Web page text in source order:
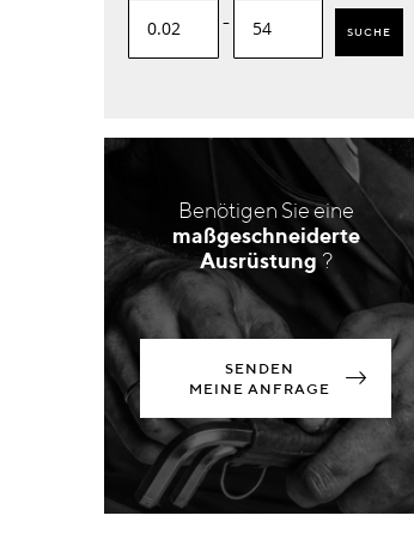
- SUCHE
Benötigen Sie eine
maßgeschneiderte
Ausrüstung ?
SENDEN
MEINE ANFRAGE